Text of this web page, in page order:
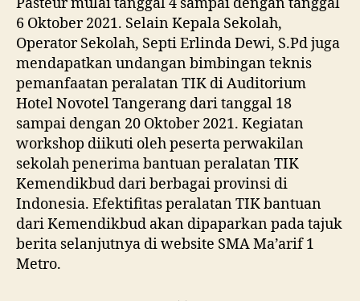
6 Oktober 2021. Selain Kepala Sekolah,
Operator Sekolah, Septi Erlinda Dewi, S.Pd juga
mendapatkan undangan bimbingan teknis
pemanfaatan peralatan TIK di Auditorium
Hotel Novotel Tangerang dari tanggal 18
sampai dengan 20 Oktober 2021. Kegiatan
workshop diikuti oleh peserta perwakilan
sekolah penerima bantuan peralatan TIK
Kemendikbud dari berbagai provinsi di
Indonesia. Efektifitas peralatan TIK bantuan
dari Kemendikbud akan dipaparkan pada tajuk
berita selanjutnya di website SMA Ma’arif 1
Metro.